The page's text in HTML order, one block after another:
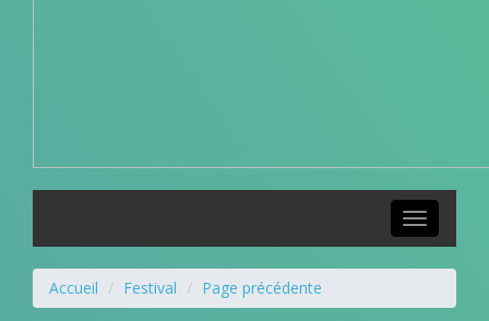
Toggle
navigation
Accueil Festival Page précédente